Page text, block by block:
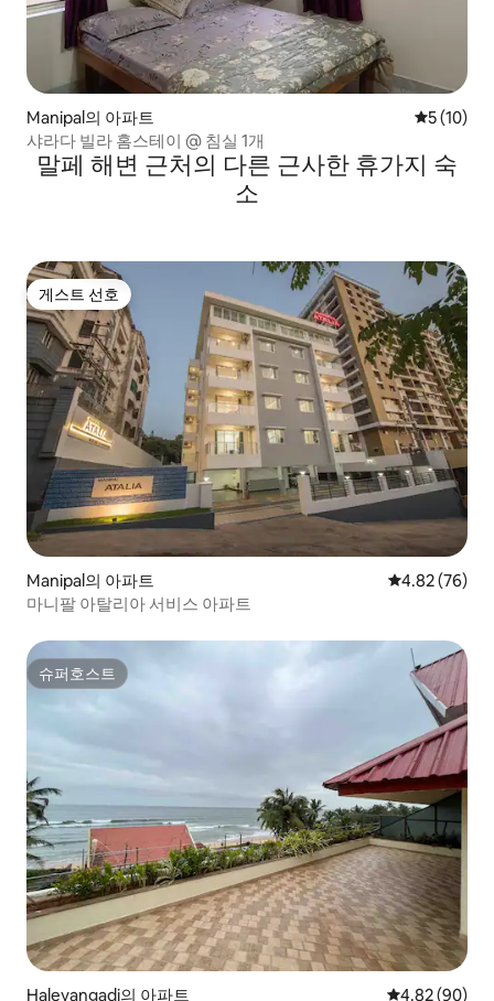
Manipal의 아파트 평점 5점
5 (10)
샤라다 빌라 홈스테이 @ 침실 1개
말페 해변 근처의 다른 근사한 휴가지 숙
소
게스트 선호
게스트 선호
Manipal의 아파트 평점 4.82점(5
4.82 (76)
마니팔 아탈리아 서비스 아파트
슈퍼호스트
슈퍼호스트
Haleyangadi의 아파트 평점 4.82점(5
4.82 (90)